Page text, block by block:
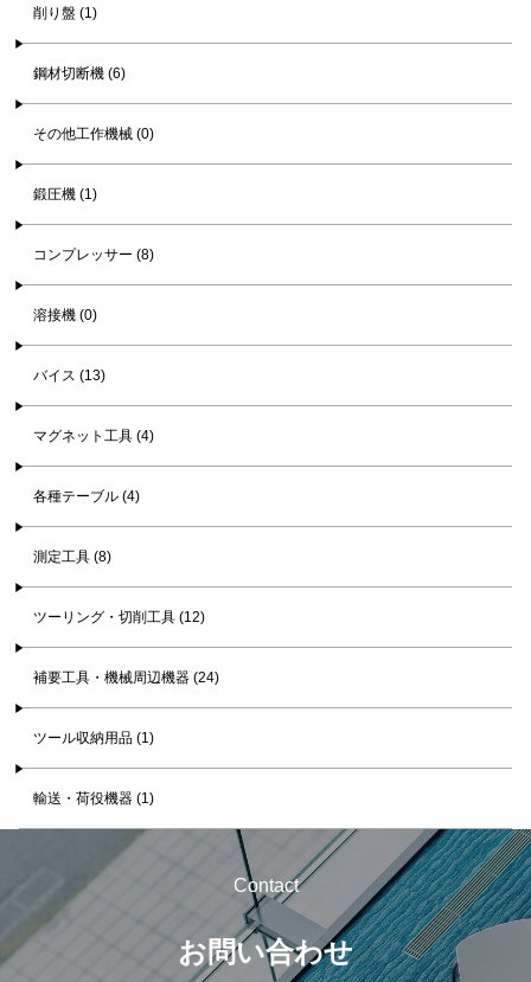
削り盤 (1)
鋼材切断機 (6)
その他工作機械 (0)
鍛圧機 (1)
コンプレッサー (8)
溶接機 (0)
バイス (13)
マグネット工具 (4)
各種テーブル (4)
測定工具 (8)
ツーリング・切削工具 (12)
補要工具・機械周辺機器 (24)
ツール収納用品 (1)
輸送・荷役機器 (1)
Contact
お問い合わせ